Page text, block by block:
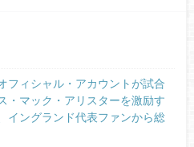
フィシャル・アカウントが試合
・マック・アリスターを激励す
イングランド代表ファンから総